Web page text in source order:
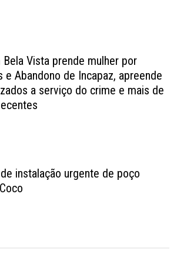
Vista prende mulher por
e Abandono de Incapaz, apreende
a serviço do crime e mais de
instalação urgente de poço